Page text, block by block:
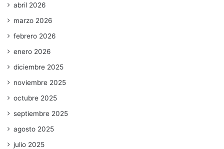
abril 2026
marzo 2026
febrero 2026
enero 2026
diciembre 2025
noviembre 2025
octubre 2025
septiembre 2025
agosto 2025
julio 2025